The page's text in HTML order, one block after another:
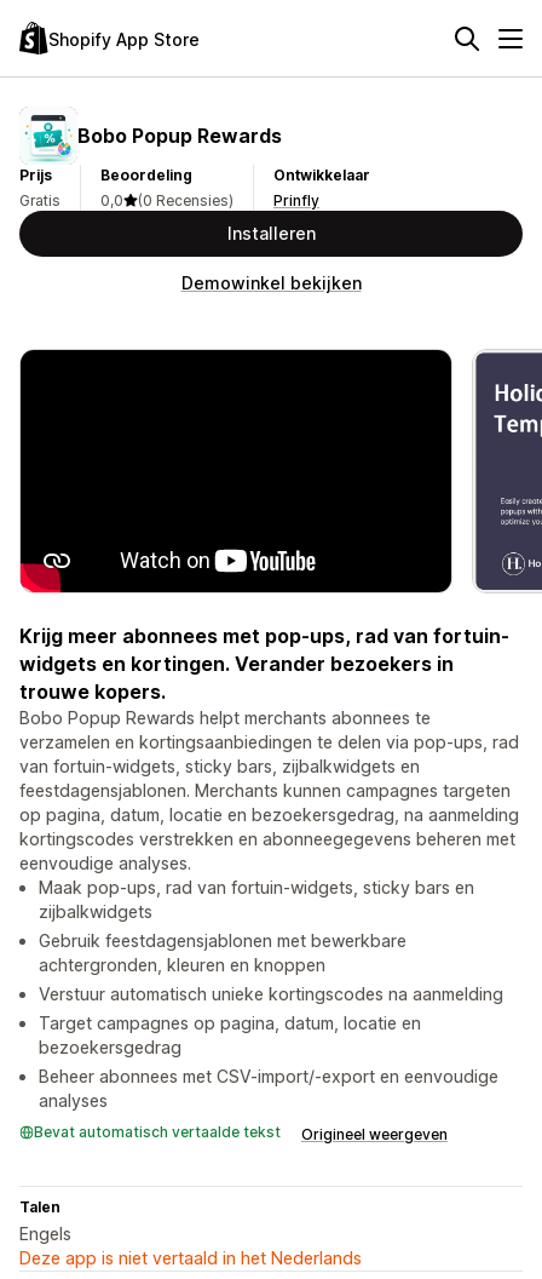
Shopify App Store
Bobo Popup Rewards
Prijs
Gratis
Beoordeling
0,0
(0 Recensies)
Ontwikkelaar
Prinfly
Installeren
Demowinkel bekijken
Krijg meer abonnees met pop-ups, rad van fortuin-
widgets en kortingen. Verander bezoekers in
trouwe kopers.
Bobo Popup Rewards helpt merchants abonnees te
verzamelen en kortingsaanbiedingen te delen via pop-ups, rad
van fortuin-widgets, sticky bars, zijbalkwidgets en
feestdagensjablonen. Merchants kunnen campagnes targeten
op pagina, datum, locatie en bezoekersgedrag, na aanmelding
kortingscodes verstrekken en abonneegegevens beheren met
eenvoudige analyses.
Maak pop-ups, rad van fortuin-widgets, sticky bars en
zijbalkwidgets
Gebruik feestdagensjablonen met bewerkbare
achtergronden, kleuren en knoppen
Verstuur automatisch unieke kortingscodes na aanmelding
Target campagnes op pagina, datum, locatie en
bezoekersgedrag
Beheer abonnees met CSV-import/-export en eenvoudige
analyses
Bevat automatisch vertaalde tekst Origineel weergeven
Talen
Engels
Deze app is niet vertaald in het Nederlands